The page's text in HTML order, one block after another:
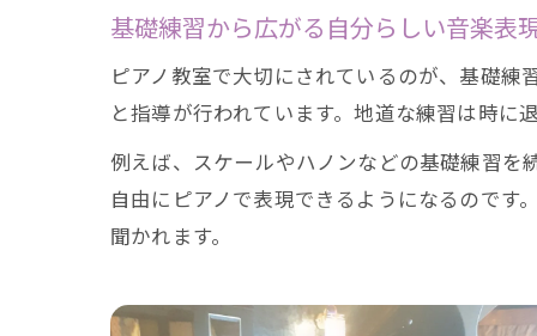
基礎練習から広がる自分らしい音楽表
ピアノ教室で大切にされているのが、基礎
と指導が行われています。地道な練習は時
例えば、スケールやハノンなどの基礎練習
自由にピアノで表現できるようになるので
聞かれます。